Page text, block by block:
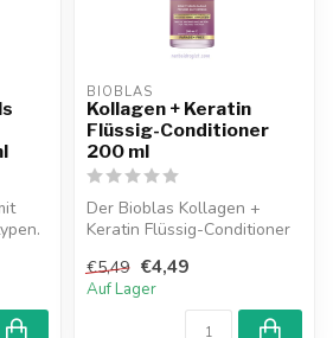
BIOBLAS
Kollagen + Keratin
Flüssig-Conditioner
200 ml
Der Bioblas Kollagen +
Keratin Flüssig-Conditioner
€5,49 €4,49
Auf Lager